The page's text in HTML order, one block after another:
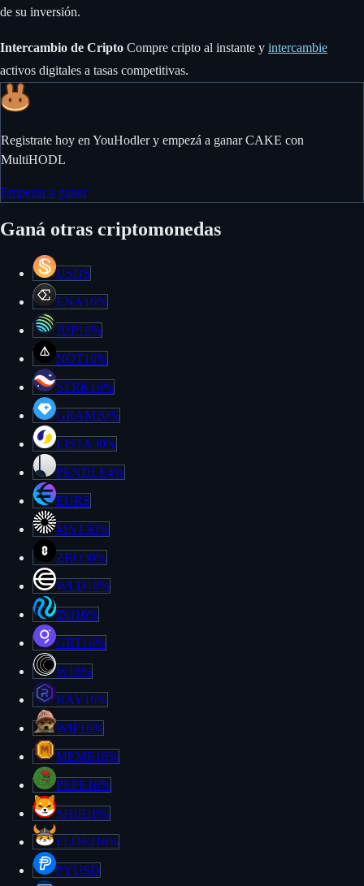
de su inversión.
Intercambio de Cripto Compre cripto al instante y intercambie
activos digitales a tasas competitivas.
Registrate hoy en YouHodler y empezá a ganar CAKE con
MultiHODL
Empezar a ganar
Ganá otras criptomonedas
USDS
ENA16%
JUP16%
NOT16%
STRK16%
GRAM20%
LISTA30%
PENDLE4%
EURS
MNT30%
ZRO30%
WLD16%
INJ16%
GRT16%
W16%
RAY16%
WIF16%
MEME16%
PEPE16%
SHIB16%
FLOKI16%
PYUSD